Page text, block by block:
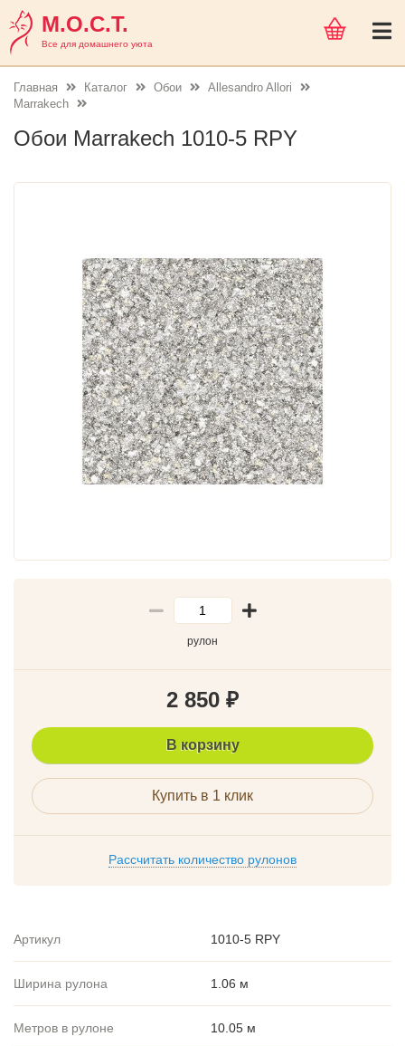
М.О.С.Т.
Все для домашнего уюта
Главная Каталог Обои
Allesandro Allori
Marrakech
Обои Marrakech 1010-5 RPY
рулон
2 850 ₽
В корзину
Купить в 1 клик
Рассчитать количество рулонов
Артикул 1010-5 RPY
Ширина рулона 1.06 м
Метров в рулоне 10.05 м